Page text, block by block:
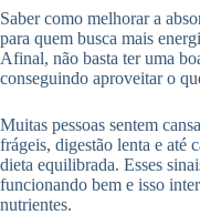
Saber como melhorar a
para quem busca mais
Afinal, não basta ter uma
conseguindo aproveitar o
Muitas pessoas sentem
frágeis, digestão lenta e até
dieta equilibrada. Esses
funcionando bem e isso
nutrientes.